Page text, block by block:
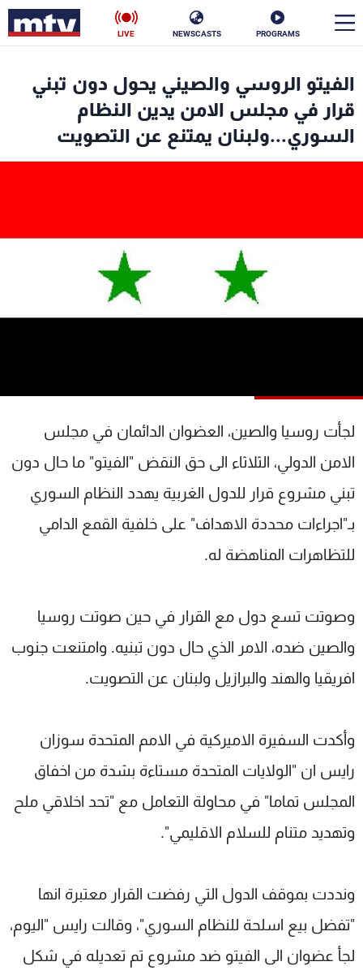
PROGRAMS
NEWSCASTS
LIVE
الفيتو الروسي والصيني يحول دون تبني
قرار في مجلس الامن يدين النظام
السوري...ولبنان يمتنع عن التصويت
لجأت روسيا والصين، العضوان الدائمان في مجلس
الامن الدولي، الثلاثاء الى حق النقض "الفيتو" ما حال دون
تبني مشروع قرار للدول الغربية يهدد النظام السوري
بـ"اجراءات محددة الاهداف" على خلفية القمع الدامي
للتظاهرات المناهضة له.
وصوتت تسع دول مع القرار في حين صوتت روسيا
والصين ضده، الامر الذي حال دون تبنيه. وامتنعت جنوب
افريقيا والهند والبرازيل ولبنان عن التصويت.
وأكدت السفيرة الاميركية في الامم المتحدة سوزان
رايس ان "الولايات المتحدة مستاءة بشدة من اخفاق
المجلس تماما" في محاولة التعامل مع "تحد اخلاقي ملح
وتهديد متنام للسلام الاقليمي".
ونددت بموقف الدول التي رفضت القرار معتبرة انها
"تفضل بيع اسلحة للنظام السوري"، وقالت رايس "اليوم،
لجأ عضوان الى الفيتو ضد مشروع تم تعديله في شكل
الأخبار
سياسة ناس
الترددات
عن MTV
الإنـتـاج
لاعلاناتكم
وظائف
تواصل معنا
شروط الإسـتخدام